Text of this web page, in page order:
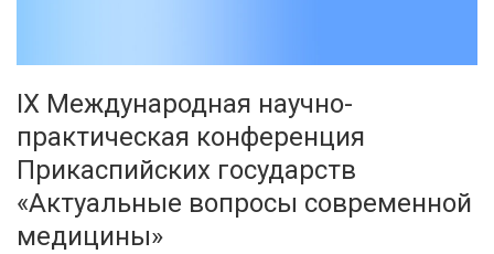
IX Международная научно-
практическая конференция
Прикаспийских государств
«Актуальные вопросы современной
медицины»